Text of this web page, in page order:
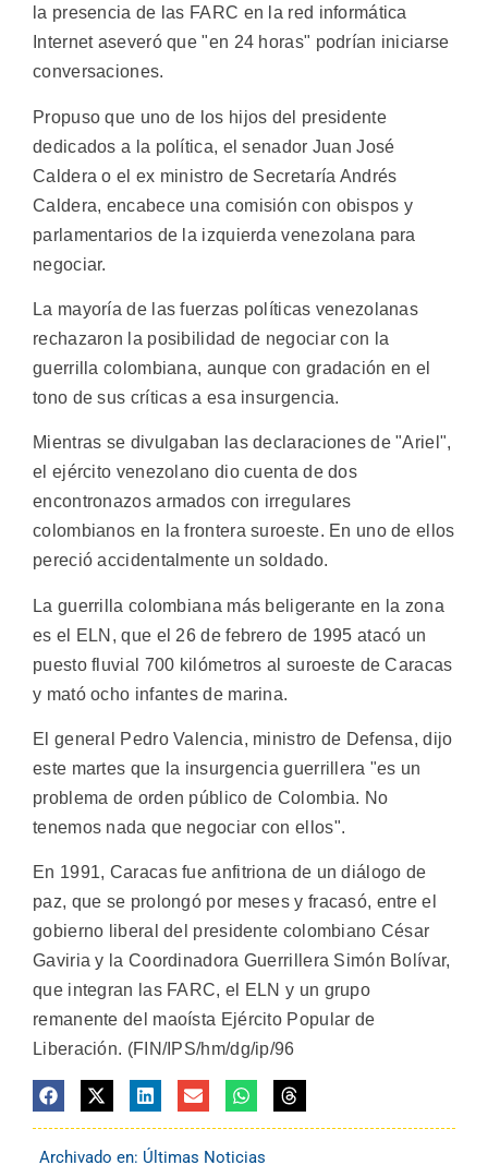
la presencia de las FARC en la red informática
Internet aseveró que "en 24 horas" podrían iniciarse
conversaciones.
Propuso que uno de los hijos del presidente
dedicados a la política, el senador Juan José
Caldera o el ex ministro de Secretaría Andrés
Caldera, encabece una comisión con obispos y
parlamentarios de la izquierda venezolana para
negociar.
La mayoría de las fuerzas políticas venezolanas
rechazaron la posibilidad de negociar con la
guerrilla colombiana, aunque con gradación en el
tono de sus críticas a esa insurgencia.
Mientras se divulgaban las declaraciones de "Ariel",
el ejército venezolano dio cuenta de dos
encontronazos armados con irregulares
colombianos en la frontera suroeste. En uno de ellos
pereció accidentalmente un soldado.
La guerrilla colombiana más beligerante en la zona
es el ELN, que el 26 de febrero de 1995 atacó un
puesto fluvial 700 kilómetros al suroeste de Caracas
y mató ocho infantes de marina.
El general Pedro Valencia, ministro de Defensa, dijo
este martes que la insurgencia guerrillera "es un
problema de orden público de Colombia. No
tenemos nada que negociar con ellos".
En 1991, Caracas fue anfitriona de un diálogo de
paz, que se prolongó por meses y fracasó, entre el
gobierno liberal del presidente colombiano César
Gaviria y la Coordinadora Guerrillera Simón Bolívar,
que integran las FARC, el ELN y un grupo
remanente del maoísta Ejército Popular de
Liberación. (FIN/IPS/hm/dg/ip/96
Archivado en: Últimas Noticias